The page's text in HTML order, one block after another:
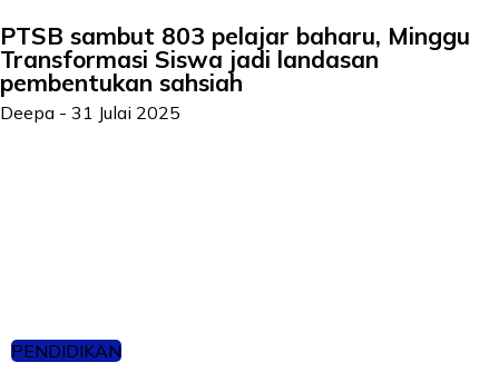
PTSB sambut 803 pelajar baharu, Minggu
Transformasi Siswa jadi landasan
pembentukan sahsiah
Deepa - 31 Julai 2025
PENDIDIKAN